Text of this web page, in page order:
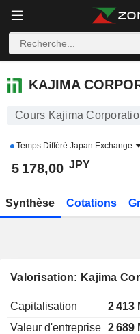
KAJIMA CORPORATION
KAJIMA
Cours Kajima
Temps Différé Japan Exchange
5 178,00 JPY
Synthèse Cotations
Valorisation: Kajima
Capitalisation 2 413
Valeur d'entreprise 2 689